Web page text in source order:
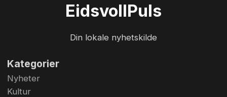
EidsvollPuls
Din lokale nyhetskilde
Kategorier
Nyheter
Kultur